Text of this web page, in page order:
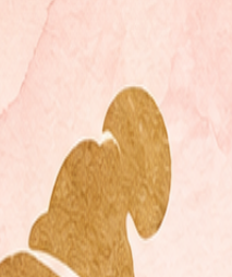
https://ec.europa.eu/consumers/odr/
teilzunehmen.